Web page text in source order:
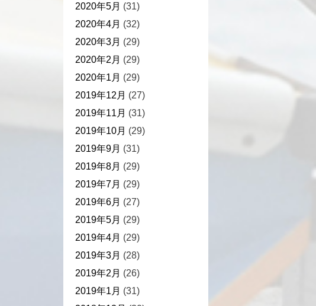
2020年5月 (31)
2020年4月 (32)
2020年3月 (29)
2020年2月 (29)
2020年1月 (29)
2019年12月 (27)
2019年11月 (31)
2019年10月 (29)
2019年9月 (31)
2019年8月 (29)
2019年7月 (29)
2019年6月 (27)
2019年5月 (29)
2019年4月 (29)
2019年3月 (28)
2019年2月 (26)
2019年1月 (31)